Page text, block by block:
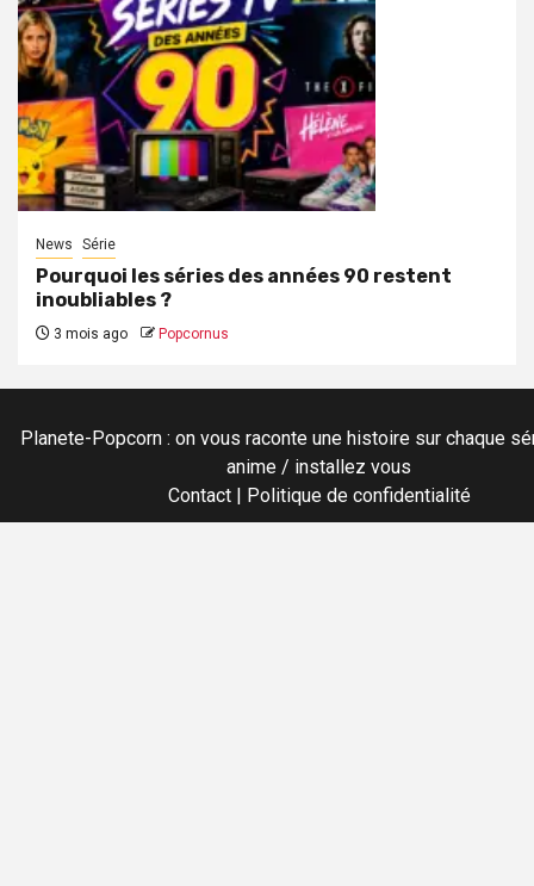
News Série
Pourquoi les séries des années 90 restent
inoubliables ?
3 mois ago Popcornus
Planete-Popcorn : on vous raconte une histoire sur chaque
anime / installez vous
Contact| Politique de confidentialité